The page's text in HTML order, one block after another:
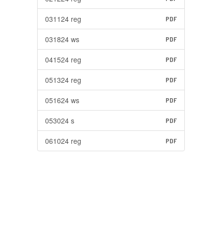
031124 reg PDF
031824 ws PDF
041524 reg PDF
051324 reg PDF
051624 ws PDF
053024 s PDF
061024 reg PDF